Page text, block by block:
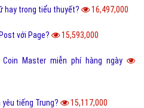
hay trong tiểu thuyết? 16,497,000
với Page? 15,593,000
Master miễn phí hàng ngày
tiếng Trung? 15,117,000